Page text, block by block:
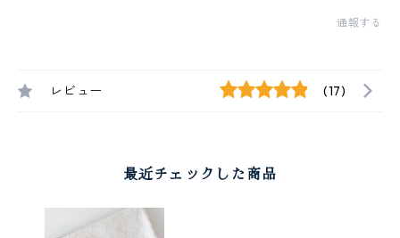
通報する
レビュー (17)
最近チェックした商品